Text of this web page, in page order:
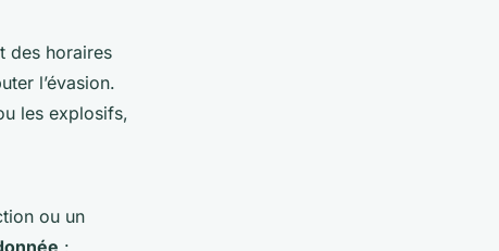
des horaires
l’évasion.
les explosifs,
ou un
: